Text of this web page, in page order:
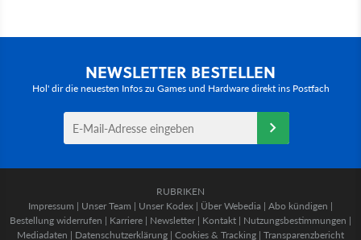
NEWSLETTER BESTELLEN
Hol' dir die neuesten Infos zu Games und Hardware direkt ins Postfach
RUBRIKEN
Impressum | Unser Team | Unser Kodex | Über Webedia | Abo kündigen |
Bestellung widerrufen | Karriere | Newsletter | Kontakt | Nutzungsbestimmungen |
Mediadaten | Datenschutzerklärung | Cookies & Tracking | Transparenzbericht